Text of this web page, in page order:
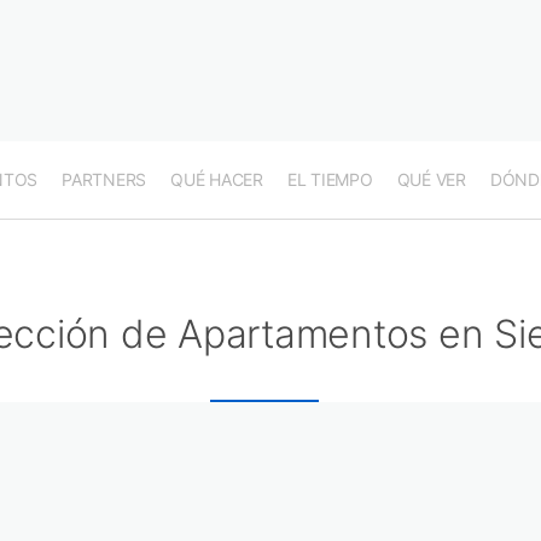
PARTNERS QUÉ HACER EL TIEMPO QUÉ VER
de Apartamentos en